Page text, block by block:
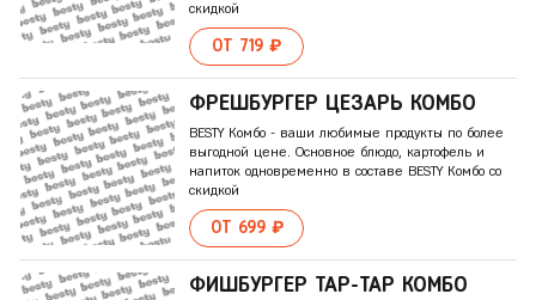
скидкой
ОТ 719 ₽
ФРЕШБУРГЕР ЦЕЗАРЬ КОМБО
BESTY Комбо - ваши любимые продукты по более
выгодной цене. Основное блюдо, картофель и
напиток одновременно в составе BESTY Комбо со
скидкой
ОТ 699 ₽
ФИШБУРГЕР ТАР-ТАР КОМБО